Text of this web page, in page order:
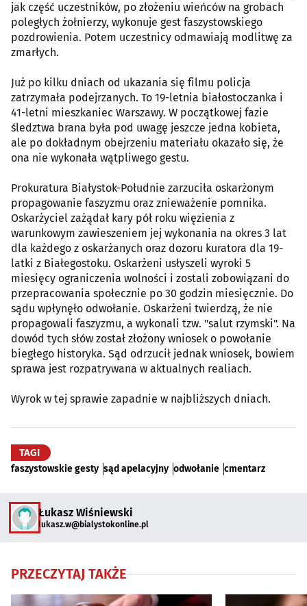
jak część uczestników, po złożeniu wieńców na grobach
poległych żołnierzy, wykonuje gest faszystowskiego
pozdrowienia. Potem uczestnicy odmawiają modlitwę za
zmarłych.
Już po kilku dniach od ukazania się filmu policja
zatrzymała podejrzanych. To 19-letnia białostoczanka i
41-letni mieszkaniec Warszawy. W początkowej fazie
śledztwa brana była pod uwagę jeszcze jedna kobieta,
ale po dokładnym obejrzeniu materiału okazało się, że
ona nie wykonała wątpliwego gestu.
Prokuratura Białystok-Południe zarzuciła oskarżonym
propagowanie faszyzmu oraz znieważenie pomnika.
Oskarżyciel zażądał kary pół roku więzienia z
warunkowym zawieszeniem jej wykonania na okres 3 lat
dla każdego z oskarżanych oraz dozoru kuratora dla 19-
latki z Białegostoku. Oskarżeni usłyszeli wyroki 5
miesięcy ograniczenia wolności i zostali zobowiązani do
przepracowania społecznie po 30 godzin miesięcznie. Do
sądu wpłynęło odwołanie. Oskarżeni twierdzą, że nie
propagowali faszyzmu, a wykonali tzw. "salut rzymski". Na
dowód tych słów został złożony wniosek o powołanie
biegłego historyka. Sąd odrzucił jednak wniosek, bowiem
sprawa jest rozpatrywana w aktualnych realiach.
Wyrok w tej sprawie zapadnie w najbliższych dniach.
TAGI
faszystowskie gesty sąd apelacyjny odwołanie cmentarz
Łukasz Wiśniewski
lukasz.w@bialystokonline.pl
PRZECZYTAJ TAKŻE